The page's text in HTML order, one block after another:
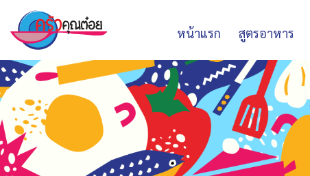
หน้าแรก สูตรอาหาร